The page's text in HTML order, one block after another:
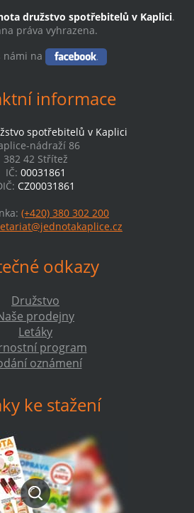
družstvo spotřebitelů v Kaplici.
práva vyhrazena.
námi na
informace
spotřebitelů v Kaplici
nádraží 86
382 42 Střítež
IČ: 00031861
CZ00031861
(+420) 380 302 200
odkazy
Družstvo
prodejny
Letáky
program
oznámení
ke stažení